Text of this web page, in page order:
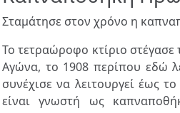
Σταμάτησε στον χρόνο η
Το τετραώροφο κτίριο
Αγώνα, το 1908 περίπου εδώ
συνέχισε να λειτουργεί έως
είναι γνωστή ως